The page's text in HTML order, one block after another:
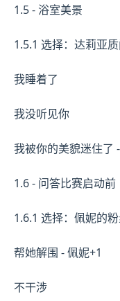
1.5 - 浴室美景
1.5.1 选择：达莉亚
我睡着了
我没听见你
我被你的美貌迷住了
1.6 - 问答比赛启动前
1.6.1 选择：佩妮的
帮她解围 - 佩妮+1
不干涉